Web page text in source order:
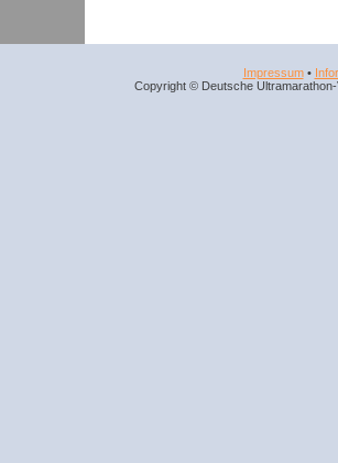
Impressum•
Copyright © Deutsche